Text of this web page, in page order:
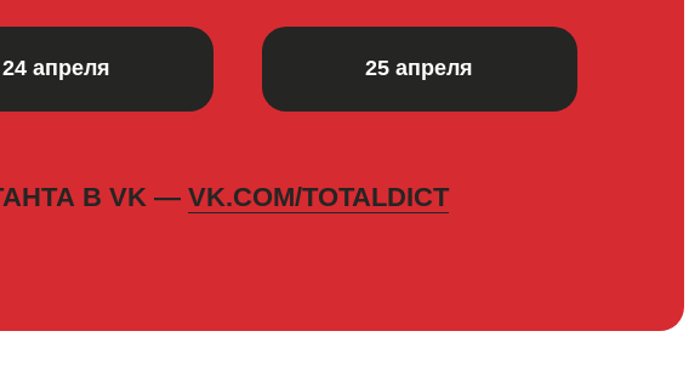
В VK — VK.COM/TOTALDICT
24 апреля 25 апреля